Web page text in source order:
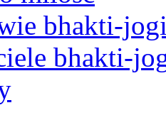
bhakti-
bhakti-